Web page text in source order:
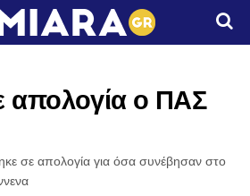
απολογία ο ΠΑΣ
σε απολογία για όσα συνέβησαν στο